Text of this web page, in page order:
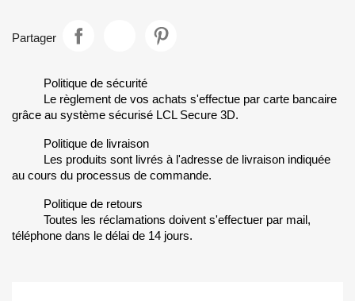
Partager
Politique de sécurité
Le règlement de vos achats s'effectue par carte bancaire
grâce au système sécurisé LCL Secure 3D.
Politique de livraison
Les produits sont livrés à l'adresse de livraison indiquée
au cours du processus de commande.
Politique de retours
Toutes les réclamations doivent s'effectuer par mail,
téléphone dans le délai de 14 jours.